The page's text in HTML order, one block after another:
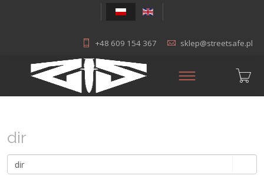
+48 609 154 367 sklep@streetsafe.pl
dir